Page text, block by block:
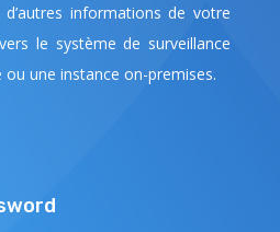
informations de votre
le système de surveillance
une instance on-premises.